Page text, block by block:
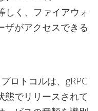
く、ファイアウォ
ザがアクセスできる
ロトコルは、gRPC
態でリリースされて